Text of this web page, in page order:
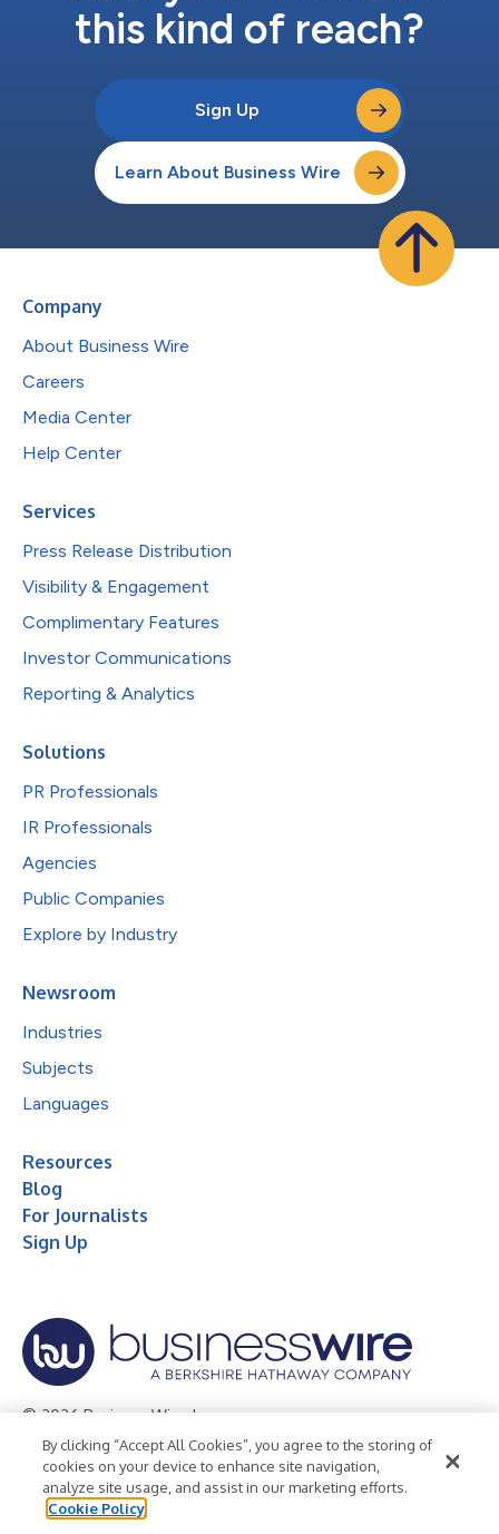
this kind of reach?
Sign Up
Learn About Business Wire
Company
About Business Wire
Careers
Media Center
Help Center
Services
Press Release Distribution
Visibility & Engagement
Complimentary Features
Investor Communications
Reporting & Analytics
Solutions
PR Professionals
IR Professionals
Agencies
Public Companies
Explore by Industry
Newsroom
Industries
Subjects
Languages
Resources
Blog
For Journalists
Sign Up
© 2026 Business Wire, Inc.
Privacy Policy Cookie Policy
Accessibility Statement
Terms of Use
Legal
By clicking “Accept All Cookies”, you agree to the storing of
cookies on your device to enhance site navigation,
analyze site usage, and assist in our marketing efforts.
Cookie Policy